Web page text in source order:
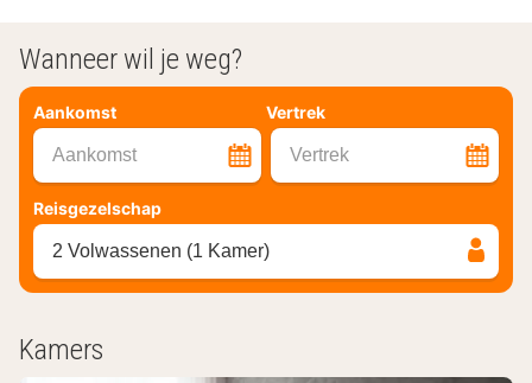
Wanneer wil je weg?
Aankomst Vertrek
Aankomst Vertrek
Reisgezelschap
2 Volwassenen (1 Kamer)
Kamers